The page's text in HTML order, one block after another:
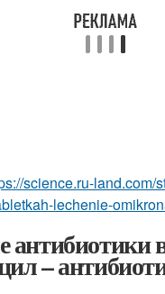
science.ru-land.com/
lechenie-
–